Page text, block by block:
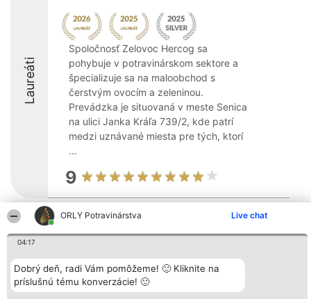
ORLY Potravinárstva Live chat
04:17
Dobrý deň, radi Vám pomôžeme! 🙂 Kliknite na
príslušnú tému konverzácie! 🙂
Laureáti
Spoločnosť Zelovoc Hercog sa
pohybuje v potravinárskom sektore a
špecializuje sa na maloobchod s
čerstvým ovocím a zeleninou.
Prevádzka je situovaná v meste Senica
na ulici Janka Kráľa 739/2, kde patrí
medzi uznávané miesta pre tých, ktorí
...
9
Organizátor hodnotenia
Bright Side Solutions sp. z o.
o. sp. k.
Wrocław 50-079
KRS 0000749100 | Regon
381313360 | NIP 8943132676
Laureáti
Laureatów
Podmienky
Obchodné
Kontakt